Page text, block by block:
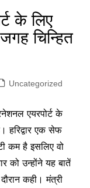
के लिए
चिन्हित
Uncategorized
एयरपोर्ट के
हरिद्वार एक सेफ
कम है इसलिए वो
को उन्होंने यह बातें
कही। मंत्री